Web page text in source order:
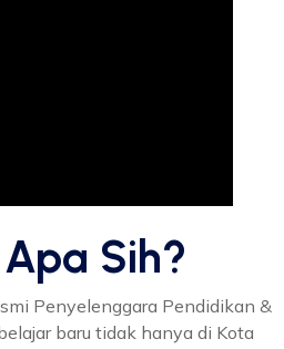
Sih?
Penyelenggara Pendidikan &
baru tidak hanya di Kota